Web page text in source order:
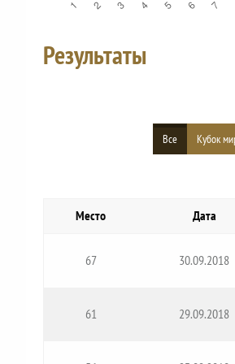
Результаты
Все Кубок
Место Дата
67 30.09.2018
61 29.09.2018